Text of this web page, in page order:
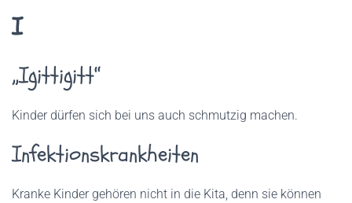
I
„Igittigitt“
Kinder dürfen sich bei uns auch schmutzig machen.
Infektionskrankheiten
Kranke Kinder gehören nicht in die Kita, denn sie können